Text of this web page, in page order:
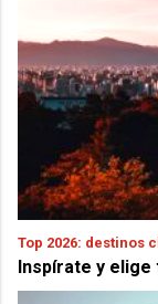
Top 2026: destinos
Inspírate y